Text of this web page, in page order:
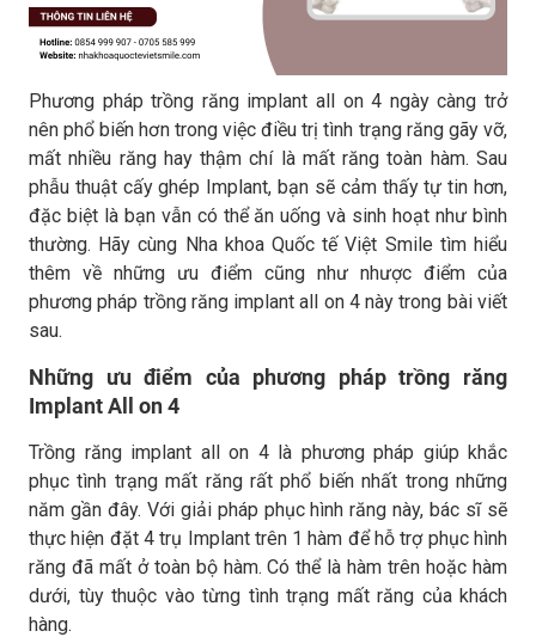
Phương pháp trồng răng implant all on 4 ngày càng trở
nên phổ biến hơn trong việc điều trị tình trạng răng gãy vỡ,
mất nhiều răng hay thậm chí là mất răng toàn hàm. Sau
phẫu thuật cấy ghép Implant, bạn sẽ cảm thấy tự tin hơn,
đặc biệt là bạn vẫn có thể ăn uống và sinh hoạt như bình
thường. Hãy cùng Nha khoa Quốc tế Việt Smile tìm hiểu
thêm về những ưu điểm cũng như nhược điểm của
phương pháp trồng răng implant all on 4 này trong bài viết
sau.
Những ưu điểm của phương pháp trồng răng
Implant All on 4
Trồng răng implant all on 4 là phương pháp giúp khắc
phục tình trạng mất răng rất phổ biến nhất trong những
năm gần đây. Với giải pháp phục hình răng này, bác sĩ sẽ
thực hiện đặt 4 trụ Implant trên 1 hàm để hỗ trợ phục hình
răng đã mất ở toàn bộ hàm. Có thể là hàm trên hoặc hàm
dưới, tùy thuộc vào từng tình trạng mất răng của khách
hàng.